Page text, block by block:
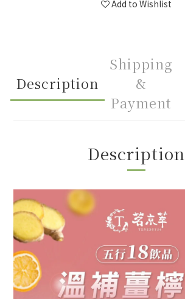
Add to Wishlist
Description
Shipping
&
Payment
Description